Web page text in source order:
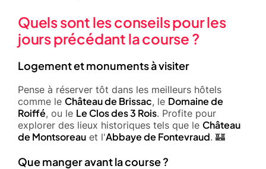
Quels sont les conseils pour les
jours précédant la course ?
Logement et monuments à visiter
Pense à réserver tôt dans les meilleurs hôtels
comme le Château de Brissac, le Domaine de
Roiffé, ou le Le Clos des 3 Rois. Profite pour
explorer des lieux historiques tels que le Château
de Montsoreau et l'Abbaye de Fontevraud. 🏰
Que manger avant la course ?